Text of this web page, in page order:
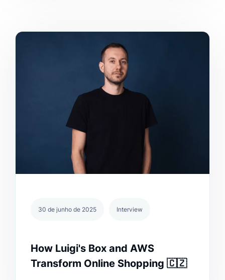
30 de junho de 2025 Interview
How Luigi's Box and AWS
Transform Online Shopping 🇨🇿